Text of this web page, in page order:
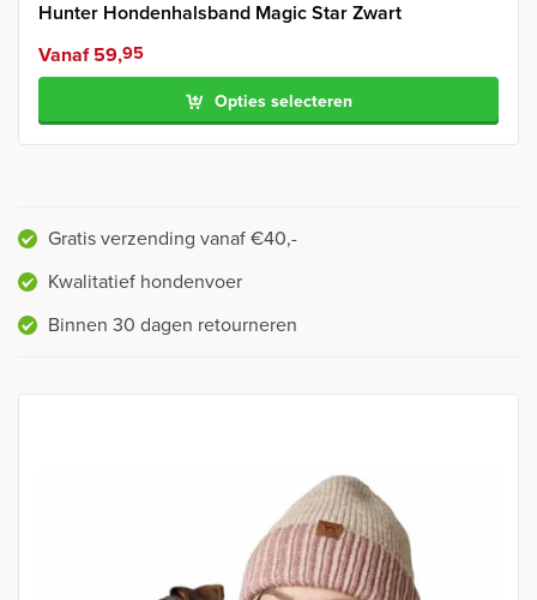
Hunter Hondenhalsband Magic Star Zwart
Vanaf 59,95
Opties selecteren
Gratis verzending vanaf €40,-
Kwalitatief hondenvoer
Binnen 30 dagen retourneren